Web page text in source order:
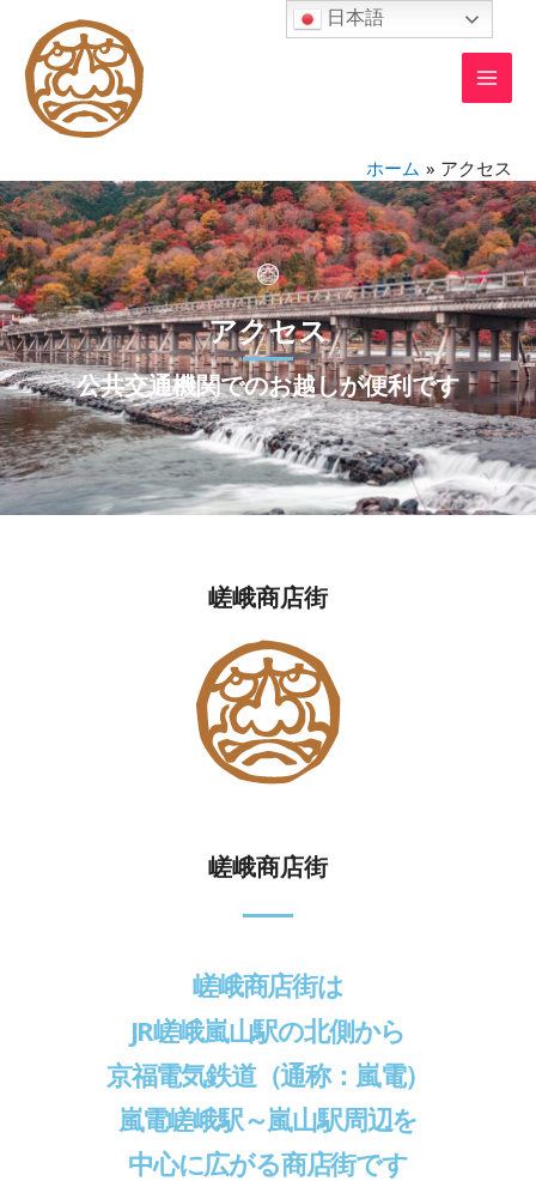
プ
ホーム アクセス
アクセス
公共交通機関でのお越しが便利です
嵯峨商店街
嵯峨商店街
嵯峨商店街は
JR嵯峨嵐山駅の北側から
京福電気鉄道（通称：嵐電）
嵐電嵯峨駅～嵐山駅周辺を
中心に広がる商店街です
日本語